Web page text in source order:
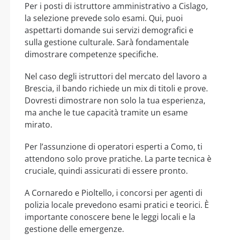
Per i posti di istruttore amministrativo a Cislago,
la selezione prevede solo esami. Qui, puoi
aspettarti domande sui servizi demografici e
sulla gestione culturale. Sarà fondamentale
dimostrare competenze specifiche.
Nel caso degli istruttori del mercato del lavoro a
Brescia, il bando richiede un mix di titoli e prove.
Dovresti dimostrare non solo la tua esperienza,
ma anche le tue capacità tramite un esame
mirato.
Per l’assunzione di operatori esperti a Como, ti
attendono solo prove pratiche. La parte tecnica è
cruciale, quindi assicurati di essere pronto.
A Cornaredo e Pioltello, i concorsi per agenti di
polizia locale prevedono esami pratici e teorici. È
importante conoscere bene le leggi locali e la
gestione delle emergenze.